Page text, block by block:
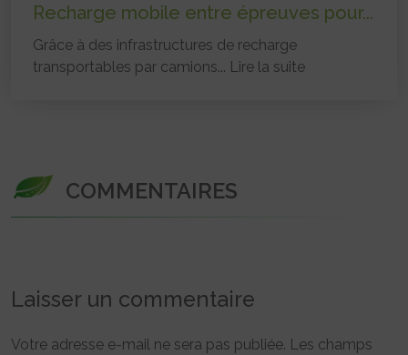
Recharge mobile entre épreuves pour...
Grâce à des infrastructures de recharge
transportables par camions... Lire la suite
COMMENTAIRES
Laisser un commentaire
Votre adresse e-mail ne sera pas publiée. Les champs